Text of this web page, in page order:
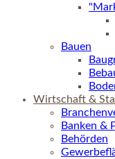
Bauen
Wirtschaft &
Banken &
Behörden